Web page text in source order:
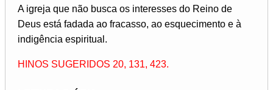
A igreja que não busca os interesses do Reino de
Deus está fadada ao fracasso, ao esquecimento e à
indigência espiritual.
HINOS SUGERIDOS 20, 131, 423.